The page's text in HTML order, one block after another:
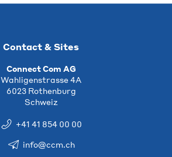
Contact & Sites
Connect Com AG
Wahligenstrasse 4A
6023 Rothenburg
Schweiz
+41 41 854 00 00
info@ccm.ch